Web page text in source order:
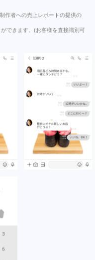
作者への売上レポートの提供の
できます。(お客様を直接識別可